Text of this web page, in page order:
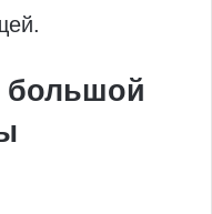
большой